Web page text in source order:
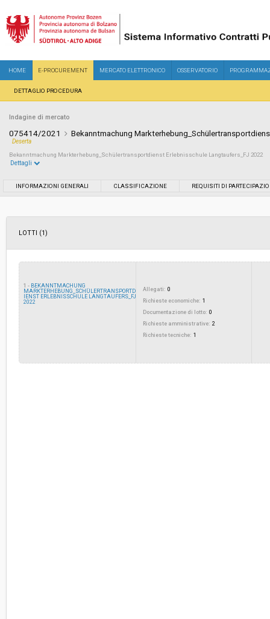
HOME E-PROCUREMENT MERCATO ELETTRONICO OSSERVATORIO
DETTAGLIO PROCEDURA
Indagine di mercato
075414/2021 Bekanntmachung
Deserta
Bekanntmachung Markterhebung_Schülertransportdienst Erlebnisschule Langtaufers_FJ 2022
Svolgimento:
Costi di sicurezza non soggetti a
Clicca qui
Dettagli
INFORMAZIONI GENERALI CLASSIFICAZIONE REQUISITI DI
LOTTI (1)
1 - BEKANNTMACHUNG
MARKTERHEBUNG_SCHÜLERTRANSPORTD
IENST ERLEBNISSCHULE LANGTAUFERS_FJ
2022
Allegati: 0
Richieste economiche: 1
Documentazione di lotto: 0
Richieste amministrative: 2
Richieste tecniche: 1